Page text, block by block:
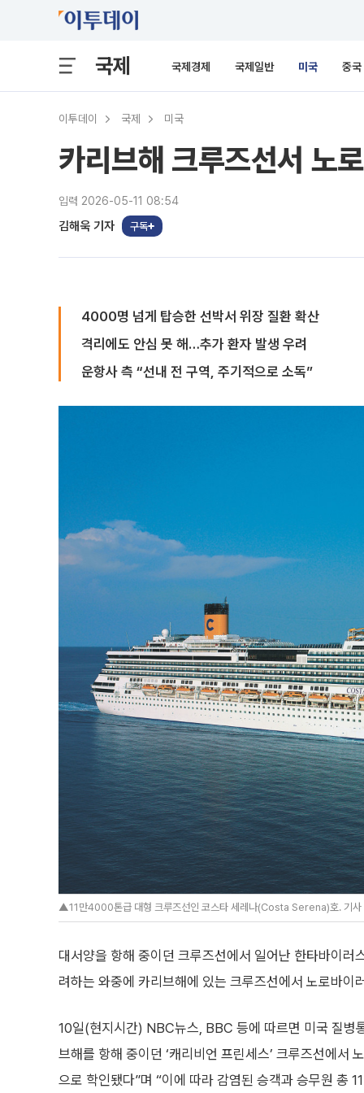
국제 국제경제 국제일반 미국 중국
이투데이 국제 미국
카리브해 크루즈선서 노
입력 2026-05-11 08:54
김해욱 기자 구독
4000명 넘게 탑승한 선박서 위장 질환 확산
격리에도 안심 못 해…추가 환자 발생 우려
운항사 측 “선내 전 구역, 주기적으로 소독”
▲11만4000톤급 대형 크루즈선인 코스타 세레나(Costa Serena)호. 기사
대서양을 항해 중이던 크루즈선에서 일어난 한타바이
려하는 와중에 카리브해에 있는 크루즈선에서 노로바이
10일(현지시간) NBC뉴스, BBC 등에 따르면 미국 질병
브해를 항해 중이던 ‘캐리비언 프린세스’ 크루즈선에서
으로 학인됐다”며 “이에 따라 감염된 승객과 승무원 총